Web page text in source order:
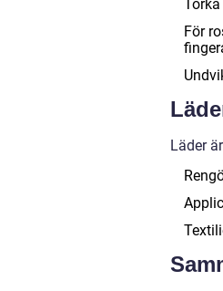
För
Läder